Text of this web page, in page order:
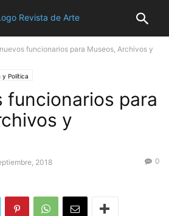
funcionarios para Museos, Archivos y
y Política
funcionarios para
y
2018 0